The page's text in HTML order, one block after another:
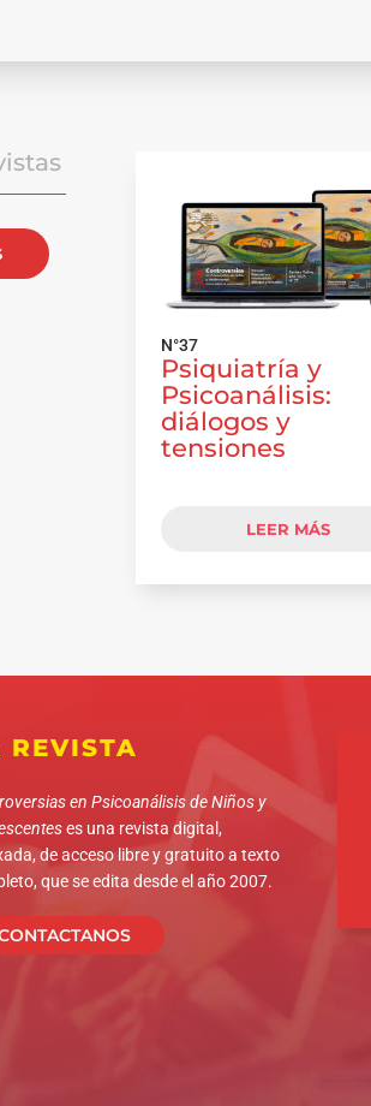
N°37
Psiquiatría y
Psicoanálisis:
diálogos y
tensiones
LEER MÁS
REVISTA
en Psicoanálisis de Niños y
es una revista digital,
de acceso libre y gratuito a texto
que se edita desde el año 2007.